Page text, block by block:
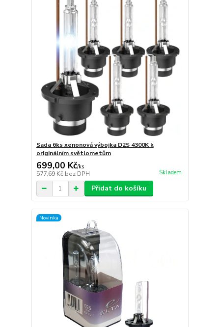
Sada 6ks xenonová výbojka D2S 4300K k
originálním světlometům
699,00 Kč/ks
577,69 Kč bez DPH Skladem
Přidat do košíku
Novinka